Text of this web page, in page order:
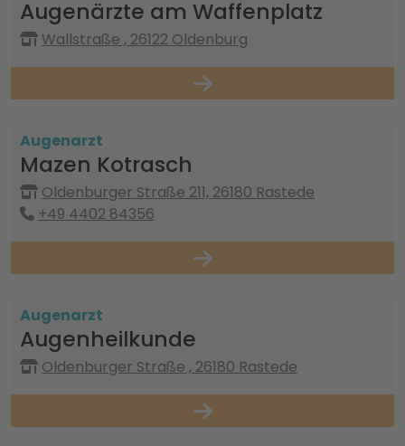
Augenärzte am Waffenplatz
Wallstraße , 26122 Oldenburg
Augenarzt
Mazen Kotrasch
Oldenburger Straße 211, 26180 Rastede
+49 4402 84356
Augenarzt
Augenheilkunde
Oldenburger Straße , 26180 Rastede